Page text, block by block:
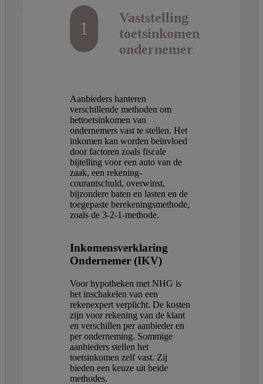
1
Vaststelling
toetsinkomen
ondernemer
Aanbieders hanteren
verschillende methoden om
hettoetsinkomen van
ondernemers vast te stellen. Het
inkomen kan worden beïnvloed
door factoren zoals fiscale
bijtelling voor een auto van de
zaak, een rekening-
courantschuld, overwinst,
bijzondere baten en lasten en de
toegepaste berekeningsmethode,
zoals de 3-2-1-methode.
Inkomensverklaring
Ondernemer (IKV)
Voor hypotheken met NHG is
het inschakelen van een
rekenexpert verplicht. De kosten
zijn voor rekening van de klant
en verschillen per aanbieder en
per onderneming. Sommige
aanbieders stellen het
toetsinkomen zelf vast. Zij
bieden een keuze uit beide
methodes.